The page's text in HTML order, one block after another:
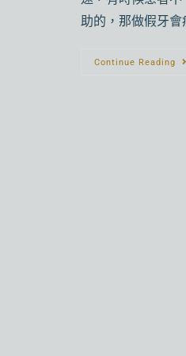
助的，那做假牙
Continue Reading